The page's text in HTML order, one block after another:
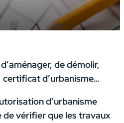
de démolir,
d’urbanisme…
d’urbanisme
de vérifier que les travaux